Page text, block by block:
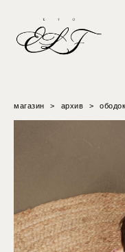
магазин > архив >